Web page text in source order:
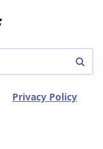
Privacy Policy